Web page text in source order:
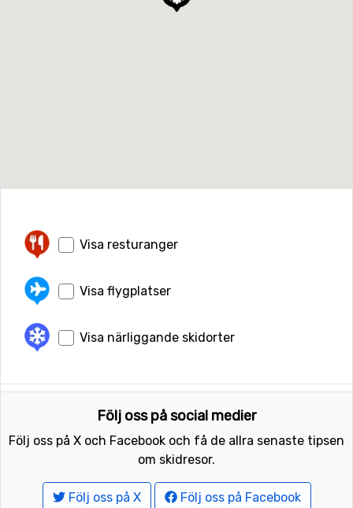
Visa resturanger
Visa flygplatser
Visa närliggande skidorter
Följ oss på social medier
Följ oss på X och Facebook och få de allra senaste tipsen
om skidresor.
Följ oss på X Följ oss på Facebook